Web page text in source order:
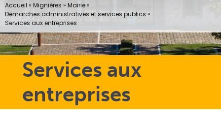
Services aux
entreprises
Accueil » Mignières » Mairie»
Démarches administratives et services publics »
Services aux entreprises